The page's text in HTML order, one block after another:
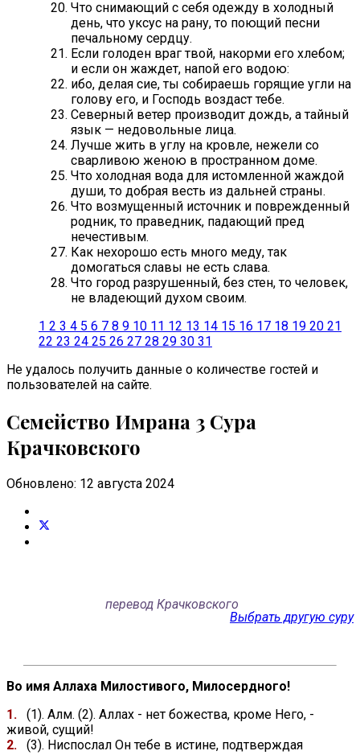
Что снимающий с себя одежду в холодный
день, что уксус на рану, то поющий песни
печальному сердцу.
Если голоден враг твой, накорми его хлебом;
и если он жаждет, напой его водою:
ибо, делая сие, ты собираешь горящие угли на
голову его, и Господь воздаст тебе.
Северный ветер производит дождь, а тайный
язык — недовольные лица.
Лучше жить в углу на кровле, нежели со
сварливою женою в пространном доме.
Что холодная вода для истомленной жаждой
души, то добрая весть из дальней страны.
Что возмущенный источник и поврежденный
родник, то праведник, падающий пред
нечестивым.
Как нехорошо есть много меду, так
домогаться славы не есть слава.
Что город разрушенный, без стен, то человек,
не владеющий духом своим.
1 2 3 4 5 6 7 8 9 10 11 12 13 14 15 16 17 18 19 20 21
22 23 24 25 26 27 28 29 30 31
Не удалось получить данные о количестве гостей и
пользователей на сайте.
Семейство Имрана 3 Сура
Крачковского
Обновлено: 12 августа 2024
перевод Крачковского
Выбрать другую суру
Во имя Аллаха Милостивого, Милосердного!
1.
(1). Алм. (2). Аллах - нет божества, кроме Него, -
живой, сущий!
2.
(3). Ниспослал Он тебе в истине, подтверждая